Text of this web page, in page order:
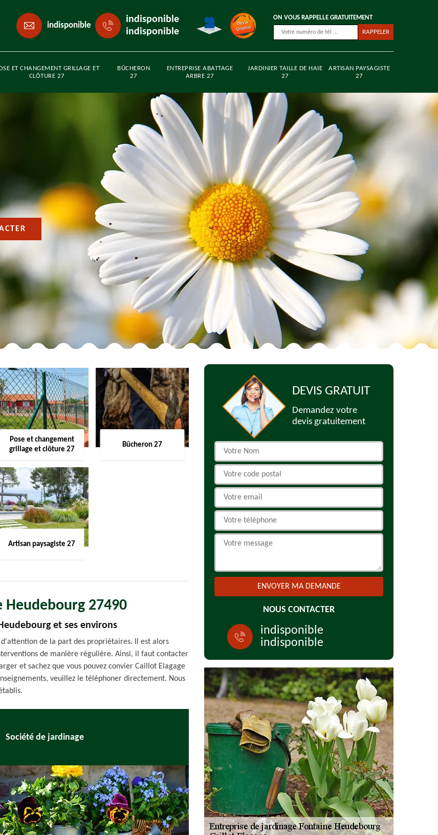
indisponible
indisponible
indisponible
ON VOUS RAPPELLE GRATUITEMENT
ET CHANGEMENT GRILLAGE ET
CLÔTURE 27
BÛCHERON
27
ENTREPRISE ABATTAGE
ARBRE 27
JARDINIER TAILLE DE HAIE
27
ARTISAN PAYSAGISTE
27
Pose et changement
grillage et clôture 27
Bûcheron 27
Artisan paysagiste 27
27490
et ses environs
d'attention de la part des propriétaires. Il est alors
de manière régulière. Ainsi, il faut contacter
et sachez que vous pouvez convier Caillot Elagage
veuillez le téléphoner directement. Nous
Société de jardinage
DEVIS GRATUIT
Demandez votre
devis gratuitement
NOUS CONTACTER
indisponible
indisponible